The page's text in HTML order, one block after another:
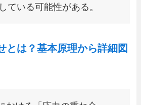
ている可能性がある。
とは？基本原理から詳細図